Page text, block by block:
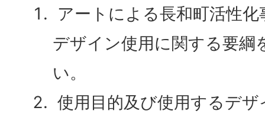
アートによる長和町活性
デザイン使用に関する要綱
い。
使用目的及び使用するデ